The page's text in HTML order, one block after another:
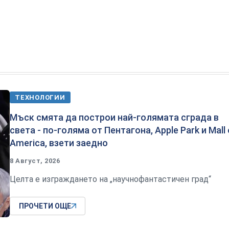
ТЕХНОЛОГИИ
Мъск смята да построи най-голямата сграда в
света - по-голяма от Пентагона, Apple Park и Mall
America, взети заедно
8 Август, 2026
Целта е изграждането на „научнофантастичен град“
ПРОЧЕТИ ОЩЕ